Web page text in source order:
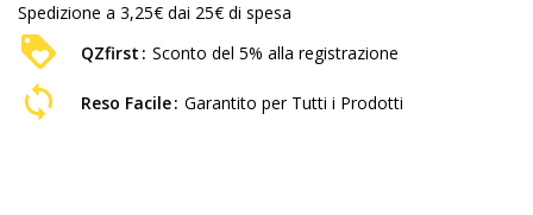
Spedizione a 3,25€ dai 25€ di spesa
QZfirst
Sconto del 5% alla registrazione
Reso Facile Garantito per Tutti i Prodotti